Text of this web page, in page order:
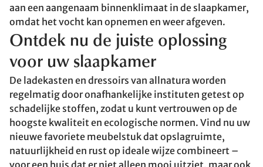
aan een aangenaam binnenklimaat in de slaapkamer,
omdat het vocht kan opnemen en weer afgeven.
Ontdek nu de juiste oplossing
voor uw slaapkamer
De ladekasten en dressoirs van allnatura worden
regelmatig door onafhankelijke instituten getest op
schadelijke stoffen, zodat u kunt vertrouwen op de
hoogste kwaliteit en ecologische normen. Vind nu uw
nieuwe favoriete meubelstuk dat opslagruimte,
natuurlijkheid en rust op ideale wijze combineert –
voor een huis dat er niet alleen mooi uitziet, maar ook